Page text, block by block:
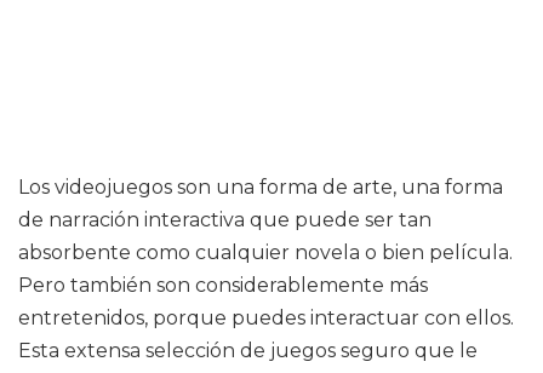
Los videojuegos son una forma de arte, una forma
de narración interactiva que puede ser tan
absorbente como cualquier novela o bien película.
Pero también son considerablemente más
entretenidos, porque puedes interactuar con ellos.
Esta extensa selección de juegos seguro que le